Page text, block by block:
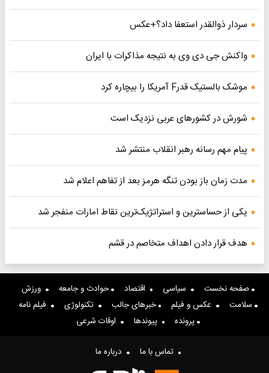
سردار ذوالقدر استعفا داد؟+عکس
واکنش جی دی وی به نتیجه مذاکرات با ایران
موشک بالستیک قدرF آمریکا را بیچاره کرد
شورش در کشورهای عربی نزدیک است
پیام مهم رسانه رهبر انقلاب منتشر شد
مدت زمان باز بودن تنگه هرمز بعد از تفاهم اعلام شد
یکی از حساسترین و استراتژیک‌ترین نقاط امارات منفجر شد
هدف قرار دادن اهداف متخاصم در قشم
صفحه نخست سیاسی اقتصاد حوادث و جامعه
ورزش
سلامت
عکس و فیلم خبرهای جالب تکنولوژی
فیلم نامه
پرونده
پیوندها اوقات شرعی
تماس با ما درباره ما